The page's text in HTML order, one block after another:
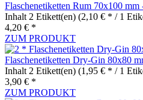
Flaschenetiketten Rum 70x100
Inhalt2 Etikett(en) (2,10 € * / 1
4,20 € *
ZUM PRODUKT
Flaschenetiketten Dry-Gin 80x80
Inhalt2 Etikett(en) (1,95 € * / 1
3,90 € *
ZUM PRODUKT